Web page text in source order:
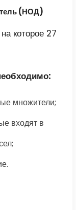
(НОД)
которое 27
множители;
входят в